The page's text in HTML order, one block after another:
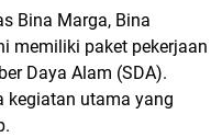
Bina Marga, Bina
memiliki paket pekerjaan
Daya Alam (SDA).
kegiatan utama yang